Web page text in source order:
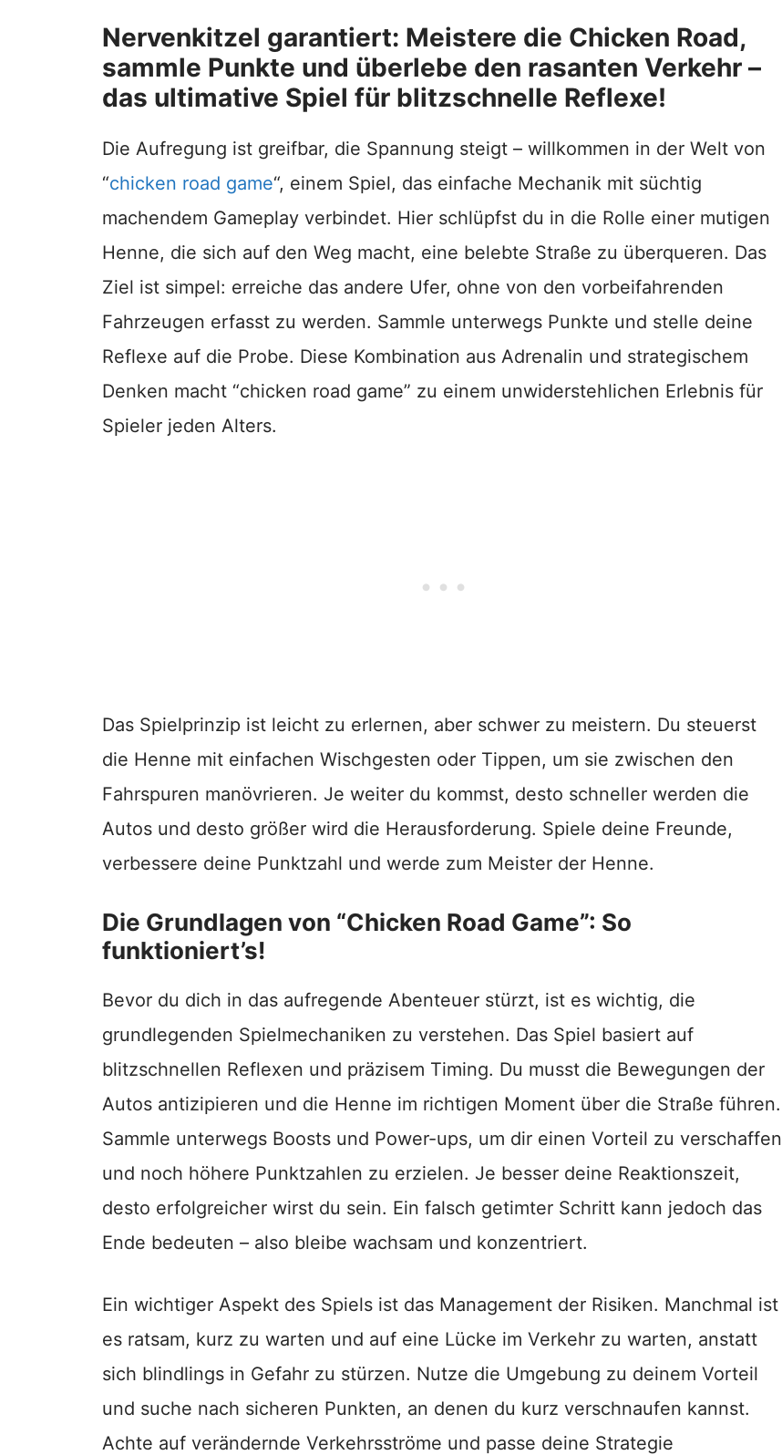
Nervenkitzel garantiert: Meistere die Chicken Road,
sammle Punkte und überlebe den rasanten Verkehr –
das ultimative Spiel für blitzschnelle Reflexe!
Die Aufregung ist greifbar, die Spannung steigt – willkommen in der Welt von
“chicken road game“, einem Spiel, das einfache Mechanik mit süchtig
machendem Gameplay verbindet. Hier schlüpfst du in die Rolle einer mutigen
Henne, die sich auf den Weg macht, eine belebte Straße zu überqueren. Das
Ziel ist simpel: erreiche das andere Ufer, ohne von den vorbeifahrenden
Fahrzeugen erfasst zu werden. Sammle unterwegs Punkte und stelle deine
Reflexe auf die Probe. Diese Kombination aus Adrenalin und strategischem
Denken macht “chicken road game” zu einem unwiderstehlichen Erlebnis für
Spieler jeden Alters.
Das Spielprinzip ist leicht zu erlernen, aber schwer zu meistern. Du steuerst
die Henne mit einfachen Wischgesten oder Tippen, um sie zwischen den
Fahrspuren manövrieren. Je weiter du kommst, desto schneller werden die
Autos und desto größer wird die Herausforderung. Spiele deine Freunde,
verbessere deine Punktzahl und werde zum Meister der Henne.
Die Grundlagen von “Chicken Road Game”: So
funktioniert’s!
Bevor du dich in das aufregende Abenteuer stürzt, ist es wichtig, die
grundlegenden Spielmechaniken zu verstehen. Das Spiel basiert auf
blitzschnellen Reflexen und präzisem Timing. Du musst die Bewegungen der
Autos antizipieren und die Henne im richtigen Moment über die Straße führen.
Sammle unterwegs Boosts und Power-ups, um dir einen Vorteil zu verschaffen
und noch höhere Punktzahlen zu erzielen. Je besser deine Reaktionszeit,
desto erfolgreicher wirst du sein. Ein falsch getimter Schritt kann jedoch das
Ende bedeuten – also bleibe wachsam und konzentriert.
Ein wichtiger Aspekt des Spiels ist das Management der Risiken. Manchmal ist
es ratsam, kurz zu warten und auf eine Lücke im Verkehr zu warten, anstatt
sich blindlings in Gefahr zu stürzen. Nutze die Umgebung zu deinem Vorteil
und suche nach sicheren Punkten, an denen du kurz verschnaufen kannst.
Achte auf verändernde Verkehrsströme und passe deine Strategie